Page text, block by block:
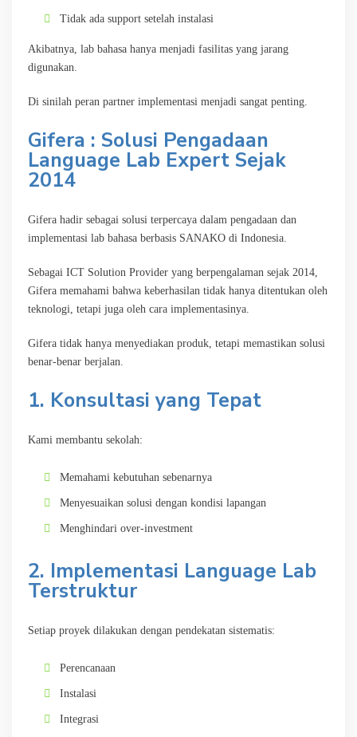
Tidak ada support setelah instalasi
Akibatnya, lab bahasa hanya menjadi fasilitas yang jarang
digunakan.
Di sinilah peran partner implementasi menjadi sangat penting.
Gifera : Solusi Pengadaan
Language Lab Expert Sejak
2014
Gifera hadir sebagai solusi terpercaya dalam pengadaan dan
implementasi lab bahasa berbasis SANAKO di Indonesia.
Sebagai ICT Solution Provider yang berpengalaman sejak 2014,
Gifera memahami bahwa keberhasilan tidak hanya ditentukan oleh
teknologi, tetapi juga oleh cara implementasinya.
Gifera tidak hanya menyediakan produk, tetapi memastikan solusi
benar-benar berjalan.
1. Konsultasi yang Tepat
Kami membantu sekolah:
Memahami kebutuhan sebenarnya
Menyesuaikan solusi dengan kondisi lapangan
Menghindari over-investment
2. Implementasi Language Lab
Terstruktur
Setiap proyek dilakukan dengan pendekatan sistematis:
Perencanaan
Instalasi
Integrasi